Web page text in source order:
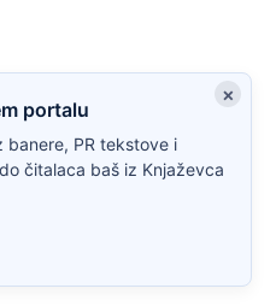
×
portalu
banere, PR tekstove i
čitalaca baš iz Knjaževca